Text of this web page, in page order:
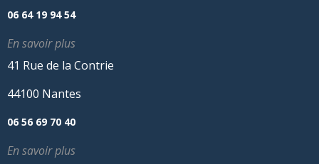
06 64 19 94 54
En savoir plus
41 Rue de la Contrie
44100 Nantes
06 56 69 70 40
En savoir plus